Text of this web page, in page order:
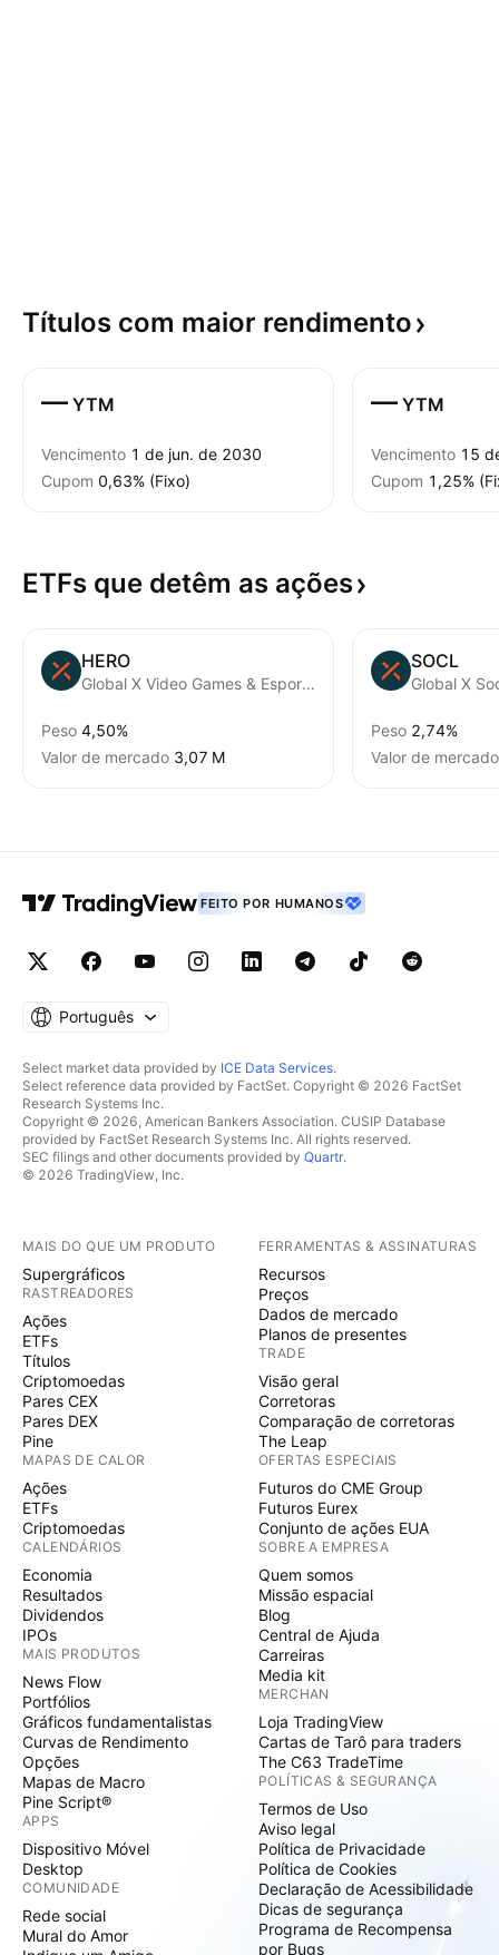
Títulos com maior rendimento
— YTM
Vencimento 1 de jun. de 2030
Cupom 0,63% (Fixo)
— YTM
Vencimento 15
Cupom 1,25%
ETFs que detêm as ações
HERO
Global X Video Games & Esports ETF
Peso 4,50%
Valor de mercado ‪3,07 M‬
SOCL
Global X
Peso 2,74%
Valor de mercado
FEITO POR HUMANOS
Português
Select market data provided by ICE Data Services.
Select reference data provided by FactSet. Copyright © 2026 FactSet
Research Systems Inc.
Copyright © 2026, American Bankers Association. CUSIP Database
provided by FactSet Research Systems Inc. All rights reserved.
SEC filings and other documents provided by Quartr.
© 2026 TradingView, Inc.
MAIS DO QUE UM PRODUTO
Supergráficos
RASTREADORES
Ações
ETFs
Títulos
Criptomoedas
Pares CEX
Pares DEX
Pine
MAPAS DE CALOR
Ações
ETFs
Criptomoedas
CALENDÁRIOS
Economia
Resultados
Dividendos
IPOs
MAIS PRODUTOS
News Flow
Portfólios
Gráficos fundamentalistas
Curvas de Rendimento
Opções
Mapas de Macro
Pine Script®
APPS
Dispositivo Móvel
Desktop
COMUNIDADE
Rede social
Mural do Amor
FERRAMENTAS & ASSINATURAS
Recursos
Preços
Dados de mercado
Planos de presentes
TRADE
Visão geral
Corretoras
Comparação de corretoras
The Leap
OFERTAS ESPECIAIS
Futuros do CME Group
Futuros Eurex
Conjunto de ações EUA
SOBRE A EMPRESA
Quem somos
Missão espacial
Blog
Central de Ajuda
Carreiras
Media kit
MERCHAN
Loja TradingView
Cartas de Tarô para traders
The C63 TradeTime
POLÍTICAS & SEGURANÇA
Termos de Uso
Aviso legal
Política de Privacidade
Política de Cookies
Declaração de Acessibilidade
Dicas de segurança
Programa de Recompensa
por Bugs